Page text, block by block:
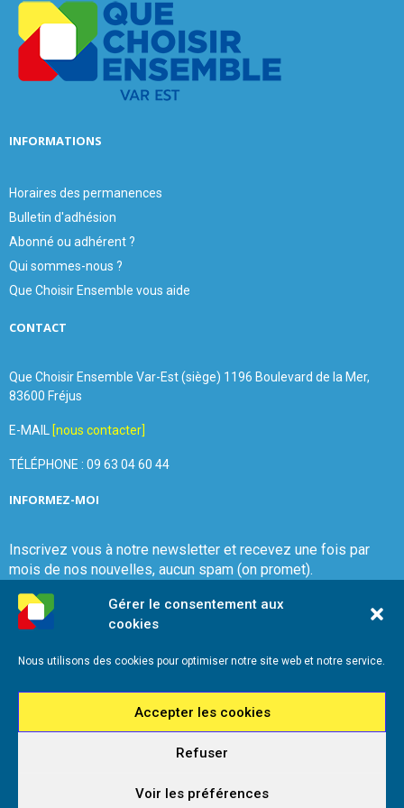
Gérer le consentement aux
cookies
Nous utilisons des cookies pour optimiser notre site web et notre service.
Accepter les cookies
Refuser
Voir les préférences
INFORMATIONS
Horaires des permanences
Bulletin d'adhésion
Abonné ou adhérent ?
Qui sommes-nous ?
Que Choisir Ensemble vous aide
CONTACT
Que Choisir Ensemble Var-Est (siège) 1196 Boulevard de la Mer,
83600 Fréjus
E-MAIL [nous contacter]
TÉLÉPHONE : 09 63 04 60 44
INFORMEZ-MOI
Inscrivez vous à notre newsletter et recevez une fois par
mois de nos nouvelles, aucun spam (on promet).